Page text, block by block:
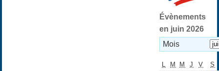
Évènements
en juin 2026
Mois
L M M J V
S